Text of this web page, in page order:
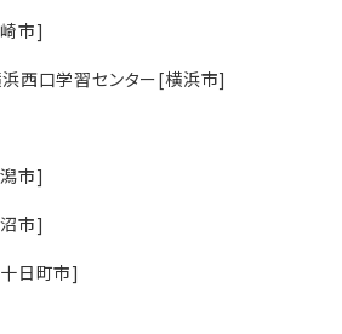
市]
浜西口学習センター[横浜市]
市]
市]
日町市]